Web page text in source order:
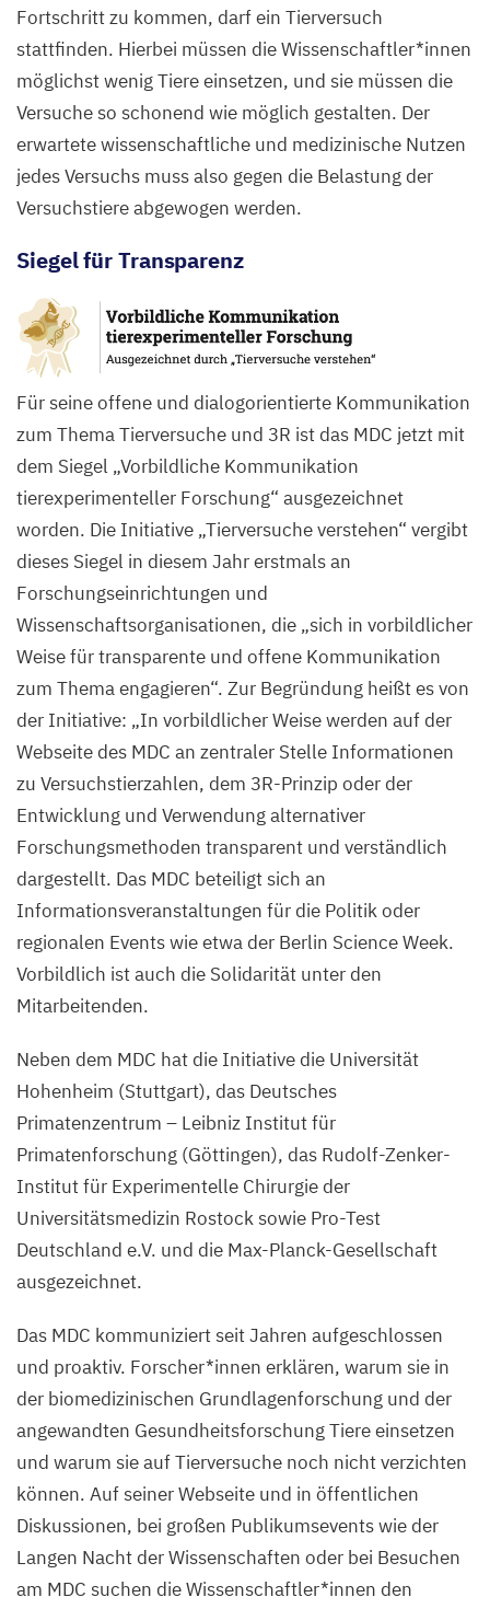
Fortschritt zu kommen, darf ein Tierversuch
stattfinden. Hierbei müssen die Wissenschaftler*innen
möglichst wenig Tiere einsetzen, und sie müssen die
Versuche so schonend wie möglich gestalten. Der
erwartete wissenschaftliche und medizinische Nutzen
jedes Versuchs muss also gegen die Belastung der
Versuchstiere abgewogen werden.
Siegel für Transparenz
Für seine offene und dialogorientierte Kommunikation
zum Thema Tierversuche und 3R ist das MDC jetzt mit
dem Siegel „Vorbildliche Kommunikation
tierexperimenteller Forschung“ ausgezeichnet
worden. Die Initiative „Tierversuche verstehen“ vergibt
dieses Siegel in diesem Jahr erstmals an
Forschungseinrichtungen und
Wissenschaftsorganisationen, die „sich in vorbildlicher
Weise für transparente und offene Kommunikation
zum Thema engagieren“. Zur Begründung heißt es von
der Initiative: „In vorbildlicher Weise werden auf der
Webseite des MDC an zentraler Stelle Informationen
zu Versuchstierzahlen, dem 3R-Prinzip oder der
Entwicklung und Verwendung alternativer
Forschungsmethoden transparent und verständlich
dargestellt. Das MDC beteiligt sich an
Informationsveranstaltungen für die Politik oder
regionalen Events wie etwa der Berlin Science Week.
Vorbildlich ist auch die Solidarität unter den
Mitarbeitenden.
Neben dem MDC hat die Initiative die Universität
Hohenheim (Stuttgart), das Deutsches
Primatenzentrum – Leibniz Institut für
Primatenforschung (Göttingen), das Rudolf-Zenker-
Institut für Experimentelle Chirurgie der
Universitätsmedizin Rostock sowie Pro-Test
Deutschland e.V. und die Max-Planck-Gesellschaft
ausgezeichnet.
Das MDC kommuniziert seit Jahren aufgeschlossen
und proaktiv. Forscher*innen erklären, warum sie in
der biomedizinischen Grundlagenforschung und der
angewandten Gesundheitsforschung Tiere einsetzen
und warum sie auf Tierversuche noch nicht verzichten
können. Auf seiner Webseite und in öffentlichen
Diskussionen, bei großen Publikumsevents wie der
Langen Nacht der Wissenschaften oder bei Besuchen
am MDC suchen die Wissenschaftler*innen den